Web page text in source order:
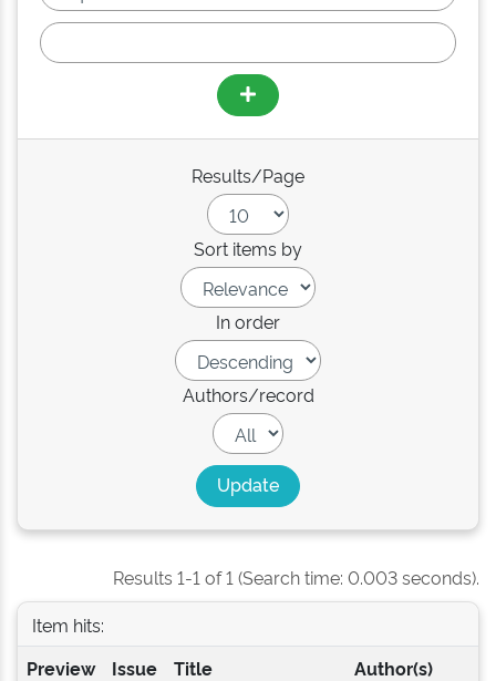
Results/Page
Sort items by
In order
Authors/record
Results 1-1 of 1 (Search time: 0.003 seconds).
Item hits:
Preview
Issue
Title Author(s)